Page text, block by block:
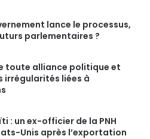
lance le processus,
parlementaires ?
toute alliance politique et
irrégularités liées à
: un ex-officier de la PNH
Unis après l’exportation